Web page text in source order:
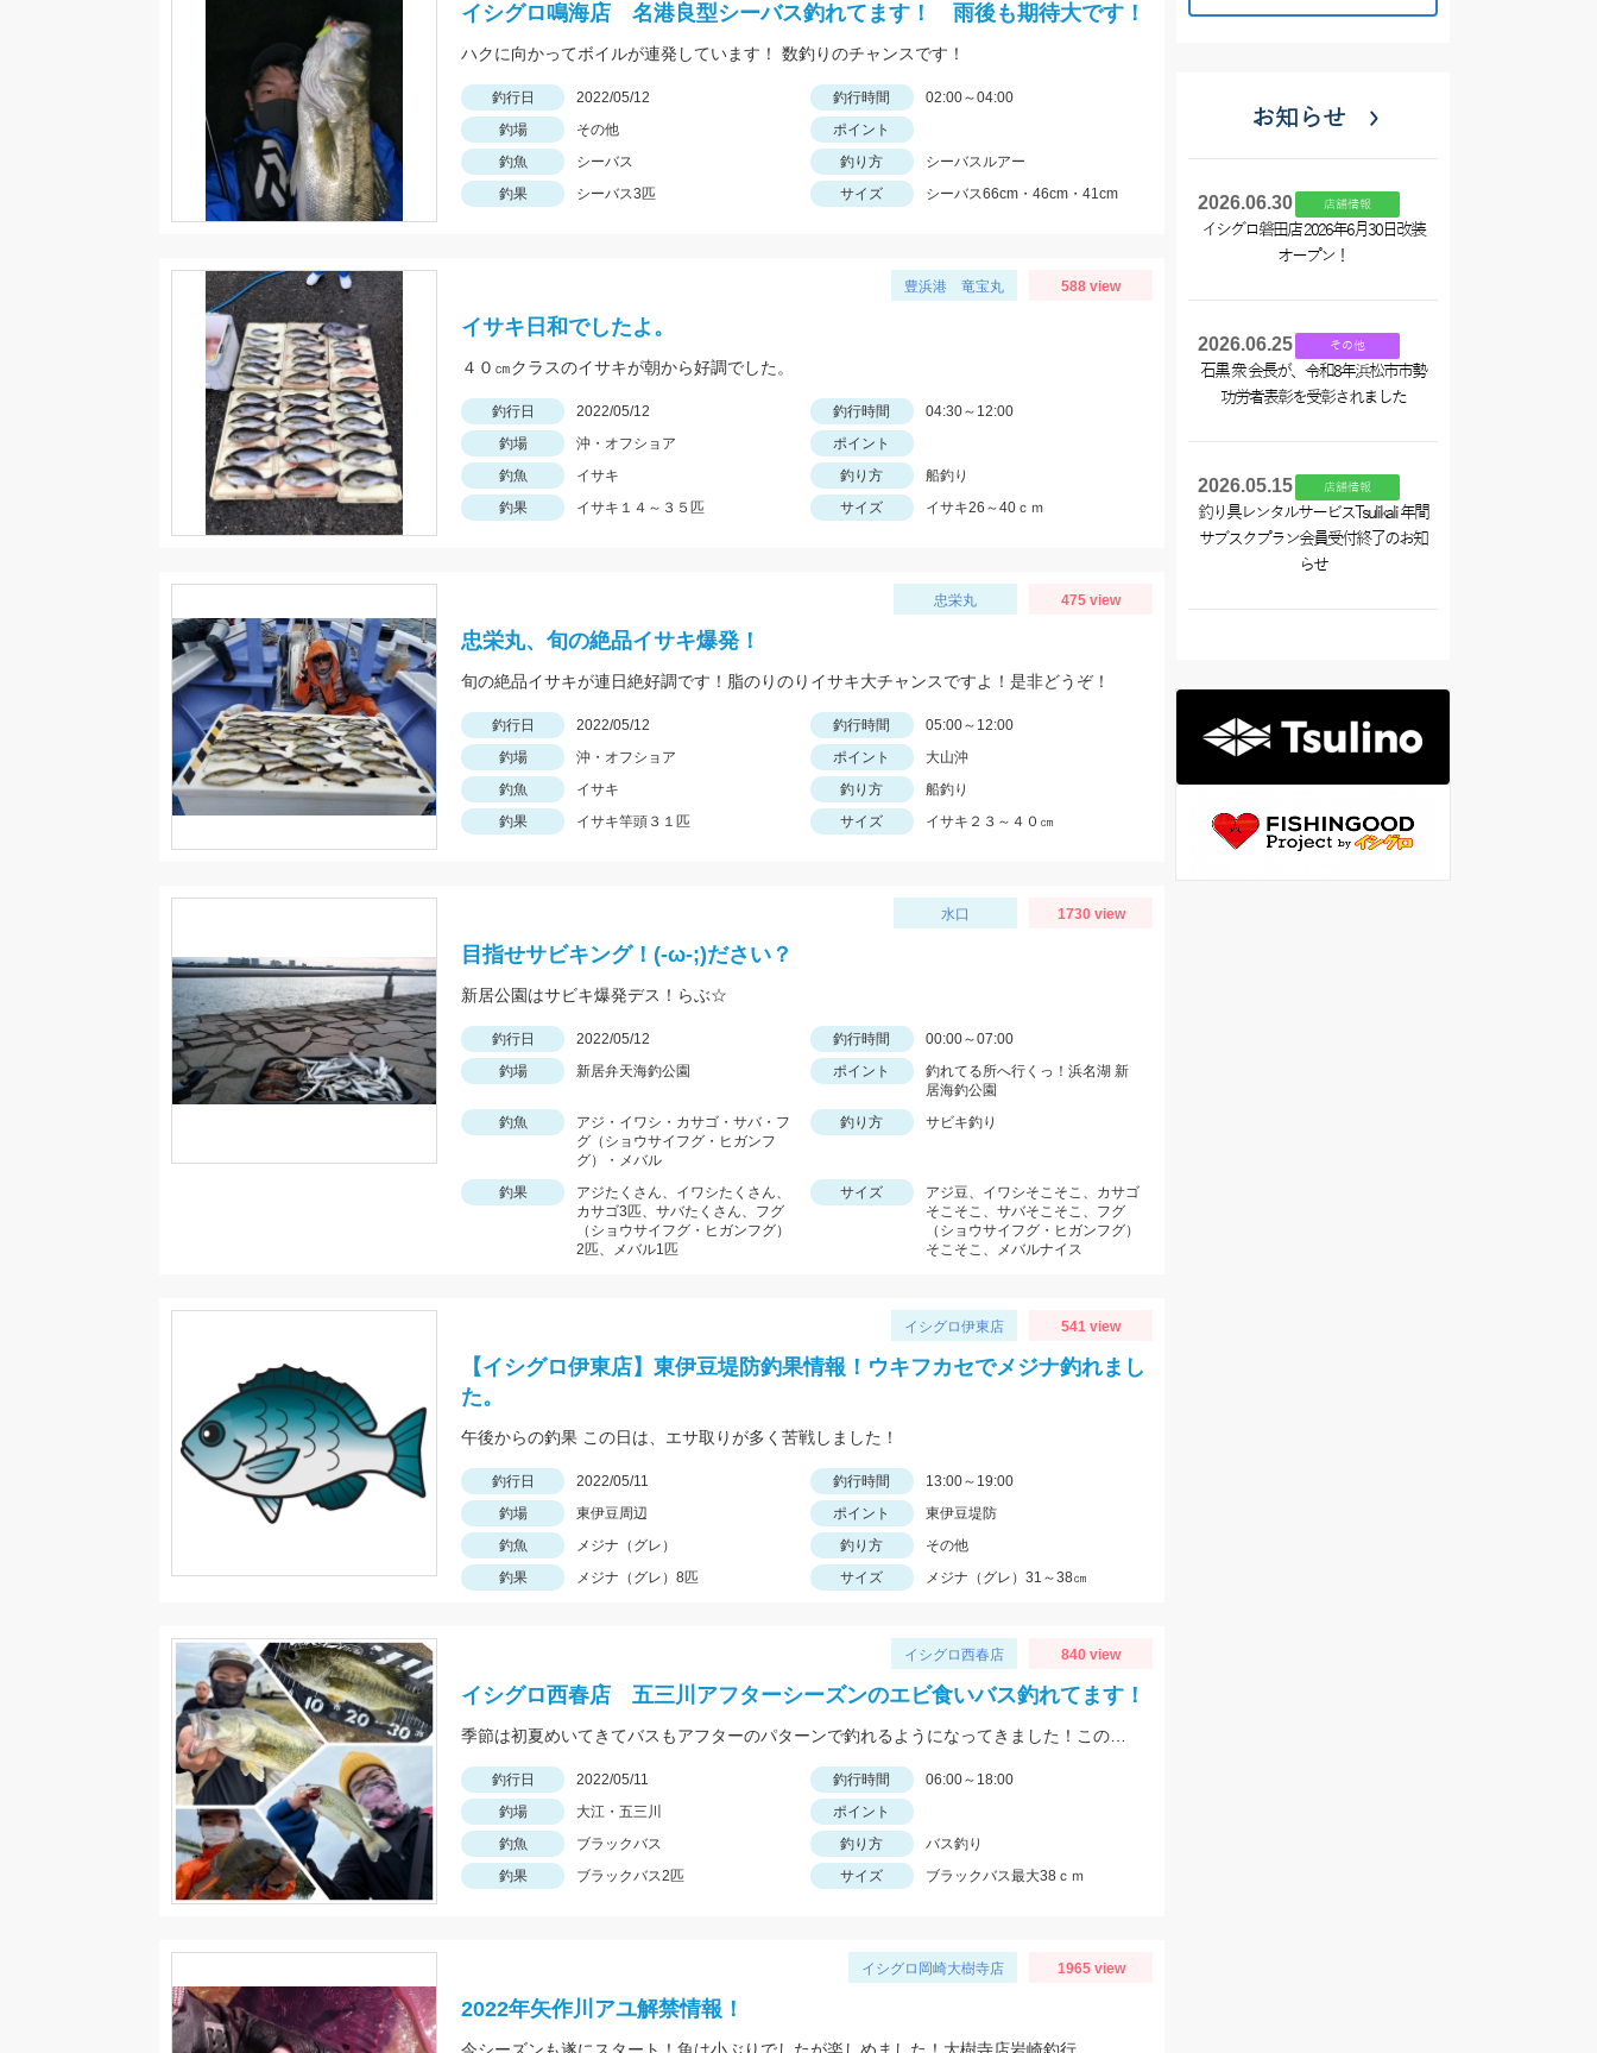
イシグロ鳴海店 名港良型シーバス釣れてます！ 雨後も期待大です！
ハクに向かってボイルが連発しています！ 数釣りのチャンスです！
釣行日 2022/05/12 釣行時間
02:00～04:00
釣場
その他
ポイント
釣魚
シーバス 釣り方
シーバスルアー
釣果
シーバス3匹 サイズ シーバス66cm・46cm・41cm
豊浜港 竜宝丸 588 view
イサキ日和でしたよ。
４０㎝クラスのイサキが朝から好調でした。
釣行日 2022/05/12 釣行時間
04:30～12:00
釣場
沖・オフショア
ポイント
釣魚
イサキ 釣り方
船釣り
釣果
イサキ１４～３５匹 サイズ イサキ26～40ｃｍ
忠栄丸 475 view
忠栄丸、旬の絶品イサキ爆発！
旬の絶品イサキが連日絶好調です！脂のりのりイサキ大チャンスですよ！是非どうぞ！
釣行日 2022/05/12 釣行時間
05:00～12:00
釣場
沖・オフショア ポイント
大山沖
釣魚
イサキ 釣り方
船釣り
釣果
イサキ竿頭３１匹 サイズ イサキ２３～４０㎝
水口 1730 view
目指せサビキング！(-ω-;)ださい？
新居公園はサビキ爆発デス！らぶ☆
釣行日 2022/05/12 釣行時間
00:00～07:00
釣場
新居弁天海釣公園 ポイント
釣れてる所へ行くっ！浜名湖 新
居海釣公園
釣魚
アジ・イワシ・カサゴ・サバ・フ
グ（ショウサイフグ・ヒガンフ
グ）・メバル
釣り方 サビキ釣り
釣果
アジたくさん、イワシたくさん、
カサゴ3匹、サバたくさん、フグ
（ショウサイフグ・ヒガンフグ）
2匹、メバル1匹
サイズ
アジ豆、イワシそこそこ、カサゴ
そこそこ、サバそこそこ、フグ
（ショウサイフグ・ヒガンフグ）
そこそこ、メバルナイス
イシグロ伊東店 541 view
【イシグロ伊東店】東伊豆堤防釣果情報！ウキフカセでメジナ釣れまし
た。
午後からの釣果 この日は、エサ取りが多く苦戦しました！
釣行日 2022/05/11 釣行時間
13:00～19:00
釣場
東伊豆周辺 ポイント
東伊豆堤防
釣魚
メジナ（グレ） 釣り方
その他
釣果
メジナ（グレ）8匹 サイズ メジナ（グレ）31～38㎝
イシグロ西春店 840 view
イシグロ西春店 五三川アフターシーズンのエビ食いバス釣れてます！
釣行日 2022/05/11 釣行時間
06:00～18:00
釣場
大江・五三川
ポイント
釣魚
ブラックバス 釣り方
バス釣り
釣果
ブラックバス2匹 サイズ ブラックバス最大38ｃｍ
イシグロ岡崎大樹寺店 1965 view
2022年矢作川アユ解禁情報！
お知らせ
2026.06.30 店舗情報
イシグロ磐田店 2026年6月30日改装
オープン！
2026.06.25 その他
石黒 衆 会長が、令和8年浜松市市勢
功労者表彰を受彰されました
2026.05.15 店舗情報
釣り具レンタルサービスTsulikali 年間
サブスクプラン会員受付終了のお知
らせ